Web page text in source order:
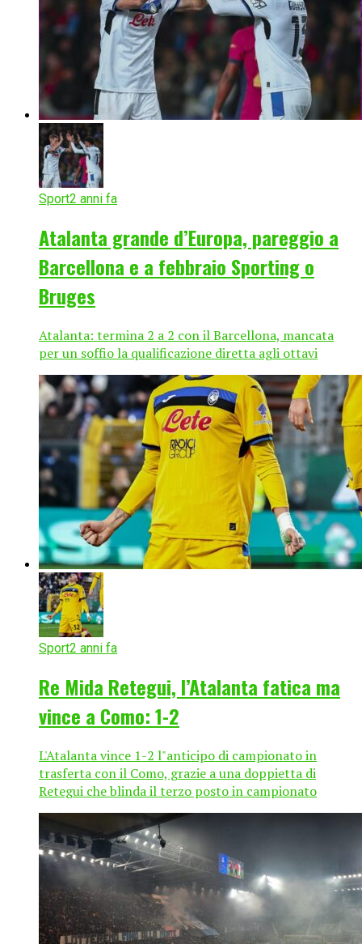
Sport2 anni fa
Atalanta grande d’Europa, pareggio a
Barcellona e a febbraio Sporting o
Bruges
Atalanta: termina 2 a 2 con il Barcellona, mancata
per un soffio la qualificazione diretta agli ottavi
Sport2 anni fa
Re Mida Retegui, l’Atalanta fatica ma
vince a Como: 1-2
L'Atalanta vince 1-2 l"anticipo di campionato in
trasferta con il Como, grazie a una doppietta di
Retegui che blinda il terzo posto in campionato